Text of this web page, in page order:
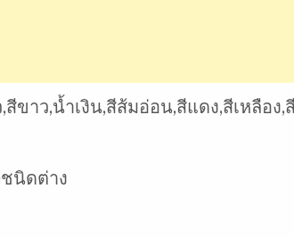
าว,น้ำเงิน,สีส้มอ่อน,สีแดง,สีเหลือง,
นิดต่าง